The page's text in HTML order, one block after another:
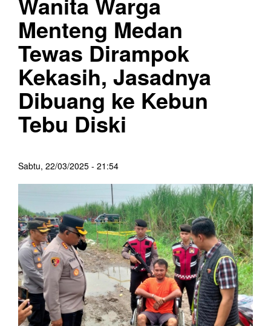
Menteng Medan
Tewas Dirampok
Kekasih, Jasadnya
Dibuang ke Kebun
Tebu Diski
Sabtu, 22/03/2025 - 21:54